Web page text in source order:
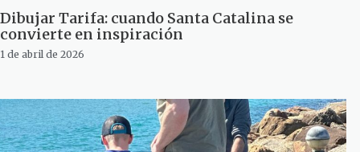
Dibujar Tarifa: cuando Santa Catalina se
convierte en inspiración
1 de abril de 2026